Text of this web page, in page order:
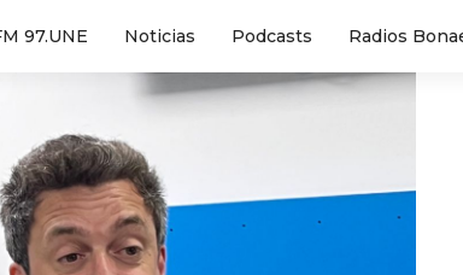
97.UNE Noticias Podcasts Radios